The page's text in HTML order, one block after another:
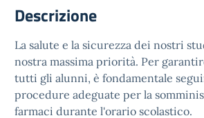
Descrizione
La salute e la sicurezza dei nostri
nostra massima priorità. Per
tutti gli alunni, è fondamentale
procedure adeguate per la
farmaci durante l'orario scolastico.